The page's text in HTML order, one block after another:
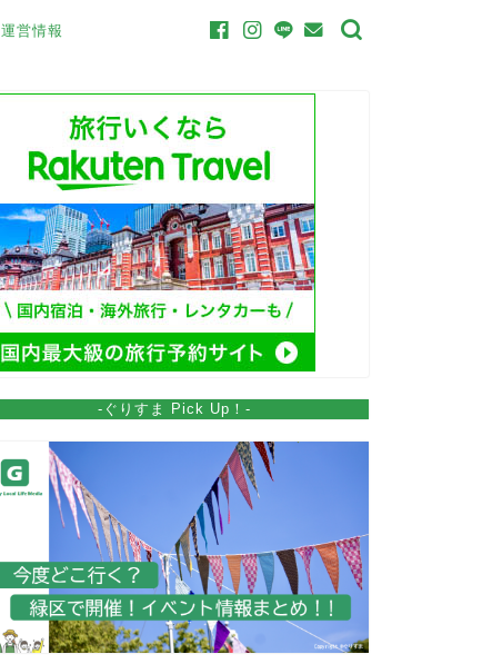
運営情報
-ぐりすま Pick Up！-